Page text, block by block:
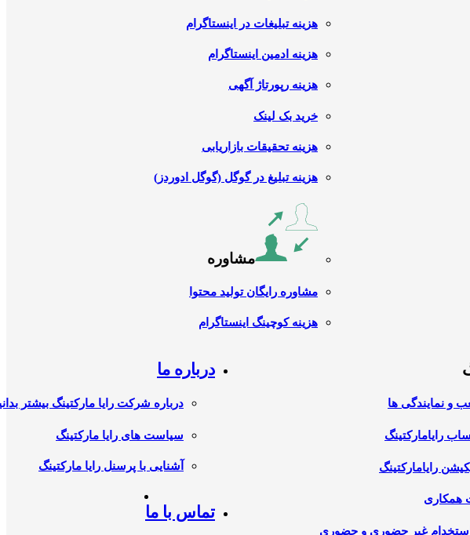
هزینه تبلیغات در اینستاگرام
هزینه ادمین اینستاگرام
هزینه رپورتاژ آگهی
خرید بک لینک
هزینه تحقیقات بازاریابی
هزینه تبلیغ در گوگل (گوگل ادوردز)
مشاوره
مشاوره رایگان تولید محتوا
هزینه کوچینگ اینستاگرام
و نمایندگی ها
رایامارکتینگ
رایامارکتینگ
همکاری
استخدام غیر حضوری و حضوری
درباره ما
درباره شرکت رایا مارکتینگ بیشتر
سیاست های رایا مارکتینگ
آشنایی با پرسنل رایا مارکتینگ
تماس با ما